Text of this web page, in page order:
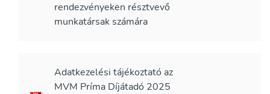
rendezvényeken résztvevő
munkatársak számára
Adatkezelési tájékoztató az
MVM Príma Díjátadó 2025